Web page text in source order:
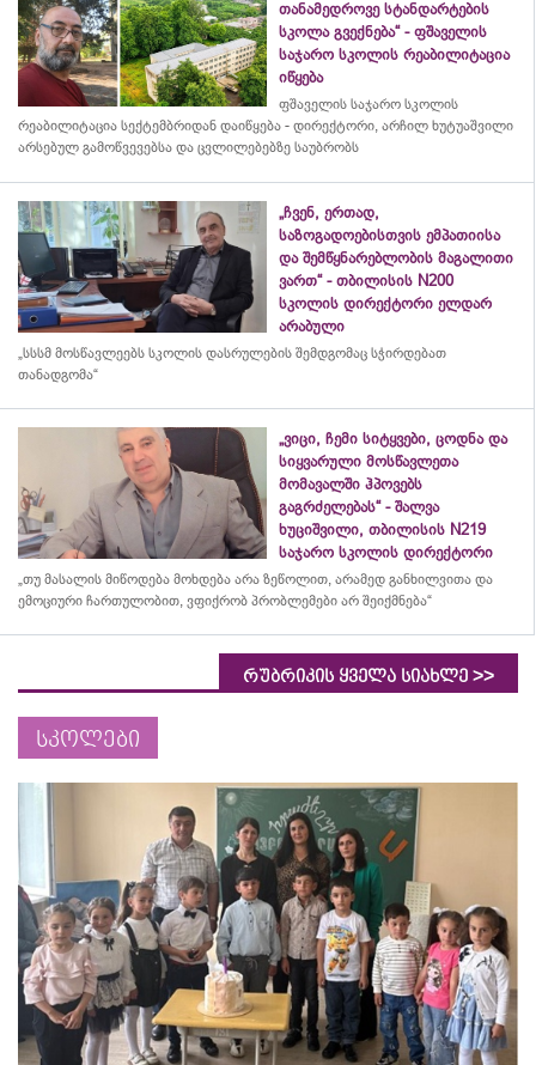
თანამედროვე სტანდარტების
სკოლა გვექნება“ - ფშაველის
საჯარო სკოლის რეაბილიტაცია
იწყება
ფშაველის საჯარო სკოლის
რეაბილიტაცია სექტემბრიდან დაიწყება - დირექტორი, არჩილ ხუტუაშვილი
არსებულ გამოწვევებსა და ცვლილებებზე საუბრობს
„ჩვენ, ერთად,
საზოგადოებისთვის ემპათიისა
და შემწყნარებლობის მაგალითი
ვართ“ - თბილისის N200
სკოლის დირექტორი ელდარ
არაბული
„სსსმ მოსწავლეებს სკოლის დასრულების შემდგომაც სჭირდებათ
თანადგომა“
„ვიცი, ჩემი სიტყვები, ცოდნა და
სიყვარული მოსწავლეთა
მომავალში ჰპოვებს
გაგრძელებას“ - შალვა
ხუციშვილი, თბილისის N219
საჯარო სკოლის დირექტორი
„თუ მასალის მიწოდება მოხდება არა ზეწოლით, არამედ განხილვითა და
ემოციური ჩართულობით, ვფიქრობ პრობლემები არ შეიქმნება“
რუბრიკის ყველა სიახლე >>
სკოლები